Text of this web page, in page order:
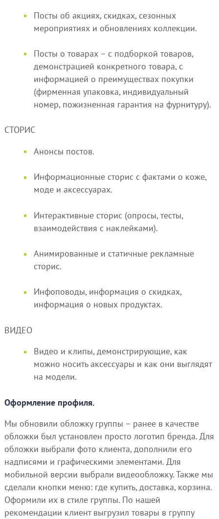
Посты об акциях, скидках, сезонных
мероприятиях и обновлениях коллекции.
Посты о товарах – с подборкой товаров,
демонстрацией конкретного товара, с
информацией о преимуществах покупки
(фирменная упаковка, индивидуальный
номер, пожизненная гарантия на фурнитуру).
СТОРИС
Анонсы постов.
Информационные сторис с фактами о коже,
моде и аксессуарах.
Интерактивные сторис (опросы, тесты,
взаимодействия с наклейками).
Анимированные и статичные рекламные
сторис.
Инфоповоды, информация о скидках,
информация о новых продуктах.
ВИДЕО
Видео и клипы, демонстрирующие, как
можно носить аксессуары и как они выглядят
на модели.
Оформление профиля.
Мы обновили обложку группы – ранее в качестве
обложки был установлен просто логотип бренда. Для
обложки выбрали фото клиента, дополнили его
надписями и графическими элементами. Для
мобильной версии выбрали видеообложку. Также мы
сделали кнопки меню: где купить, доставка, корзина.
Оформили их в стиле группы. По нашей
рекомендации клиент выгрузил товары в группу